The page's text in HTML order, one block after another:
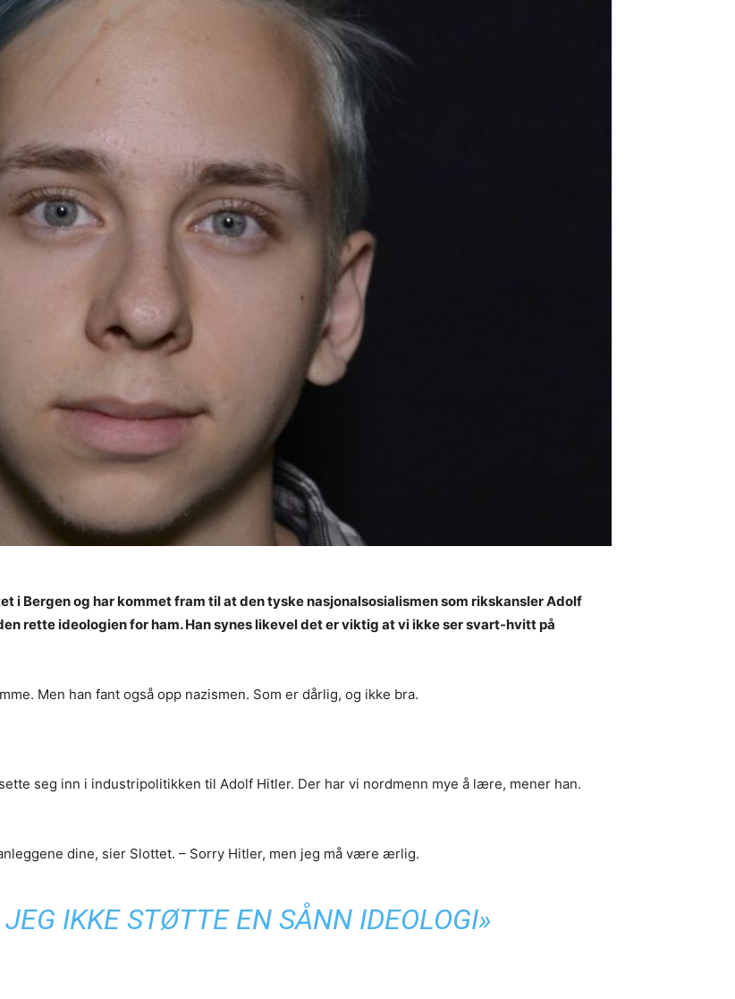
i Bergen og har kommet fram til at den tyske nasjonalsosialismen som rikskansler Adolf
rette ideologien for ham. Han synes likevel det er viktig at vi ikke ser svart-hvitt på
Men han fant også opp nazismen. Som er dårlig, og ikke bra.
seg inn i industripolitikken til Adolf Hitler. Der har vi nordmenn mye å lære, mener han.
dine, sier Slottet. – Sorry Hitler, men jeg må være ærlig.
IKKE STØTTE EN SÅNN IDEOLOGI»